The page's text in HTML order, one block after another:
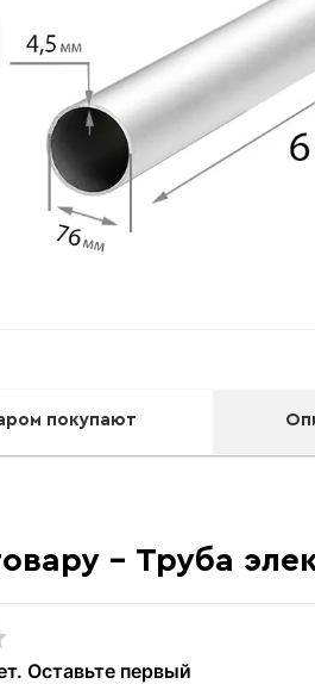
покупают
- Труба
Оставьте первый